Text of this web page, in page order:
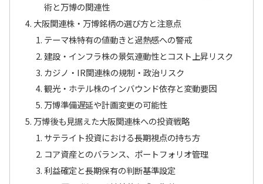
術と万博の関連性
大阪関連株・万博銘柄の選び方と注意点
テーマ株特有の値動きと過熱感への警戒
建設・インフラ株の景気連動性とコスト上昇リスク
カジノ・IR関連株の規制・政治リスク
観光・ホテル株のインバウンド依存と変動要因
万博準備遅延や計画変更の可能性
万博後も見据えた大阪関連株への投資戦略
サテライト投資における長期視点の持ち方
コア資産とのバランス、ポートフォリオ管理
利益確定と長期保有の判断基準設定